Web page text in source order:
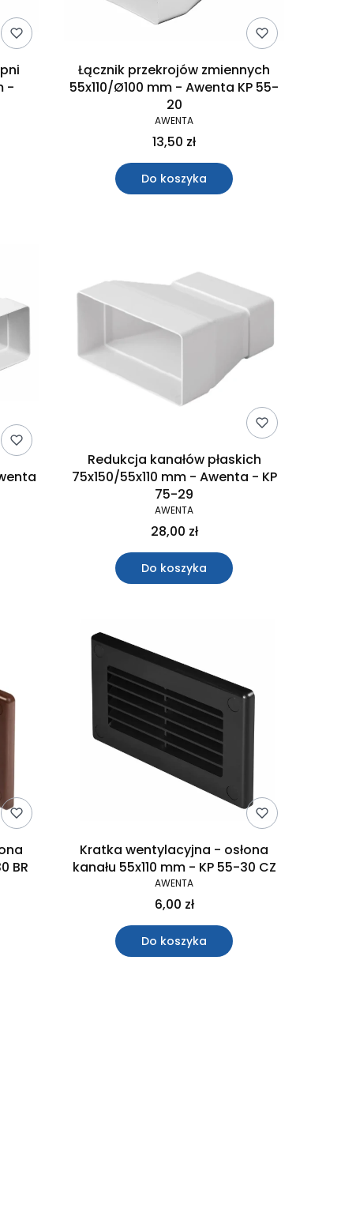
-
Łącznik przekrojów zmiennych
55x110/Ø100 mm - Awenta KP 55-
20
AWENTA
13,50 zł
Do koszyka
Redukcja kanałów płaskich
75x150/55x110 mm - Awenta - KP
75-29
AWENTA
28,00 zł
Do koszyka
BR
Kratka wentylacyjna - osłona
kanału 55x110 mm - KP 55-30 CZ
AWENTA
6,00 zł
Do koszyka